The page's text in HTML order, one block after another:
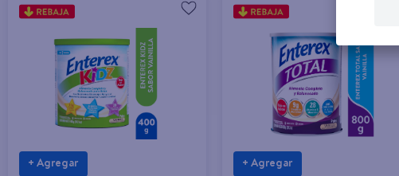
+ Agregar + Agregar